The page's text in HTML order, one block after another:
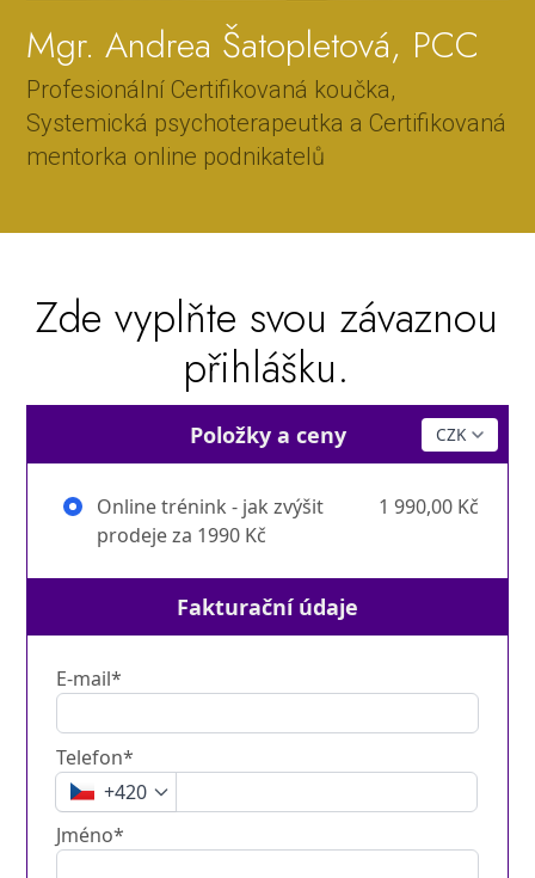
Mgr. Andrea Šatopletová, PCC
Profesionální Certifikovaná koučka,
Systemická psychoterapeutka a Certifikovaná
mentorka online podnikatelů
Zde vyplňte svou závaznou
přihlášku.
Položky a ceny
Online trénink - jak zvýšit
prodeje za 1990 Kč
1 990,00 Kč
Fakturační údaje
E-mail*
Telefon*
+420
Jméno*